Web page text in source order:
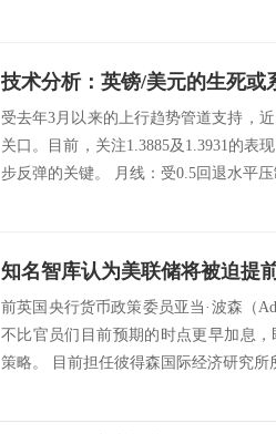
受去年3月以来的上行趋势管道支持，
关口。目前，关注1.3885及1.3931的表
步反弹的关键。 月线：受0.5回退水平
知名智库认为美联储将被迫提
前英国央行货币政策委员亚当·波森（
不比官员们目前预期的时点更早加息
策略。 目前担任彼得森国际经济研究